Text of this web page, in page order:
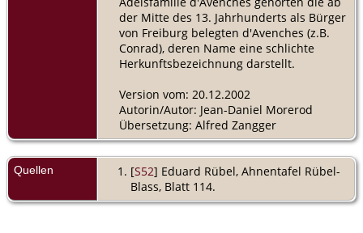
der Mitte des 13. Jahrhunderts als Bürger
von Freiburg belegten d'Avenches (z.B.
Conrad), deren Name eine schlichte
Herkunftsbezeichnung darstellt.
Version vom: 20.12.2002
Autorin/Autor: Jean-Daniel Morerod
Übersetzung: Alfred Zangger
Quellen [S52] Eduard Rübel, Ahnentafel Rübel-
Blass, Blatt 114.